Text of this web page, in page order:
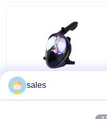
Kacamata Wajah Penuh
Silikon 180 Derajat
sales